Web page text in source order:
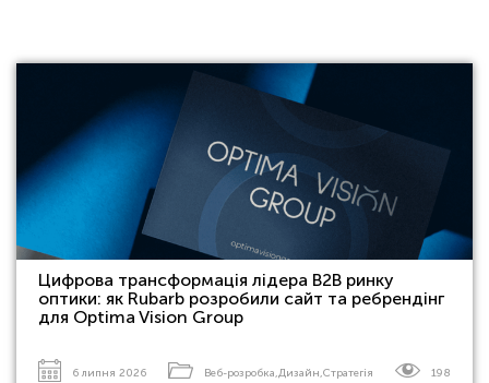
Цифрова трансформація лідера B2B ринку
оптики: як Rubarb розробили сайт та ребрендінг
для Optima Vision Group
6 липня 2026 Веб-розробка,Дизайн,Стратегія 198